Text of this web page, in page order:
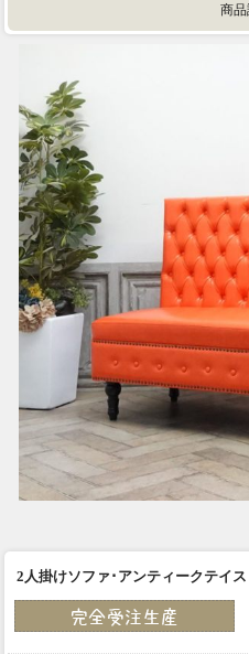
商品
2人掛けソファ･アンティークテイ